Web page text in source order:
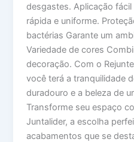
desgastes. Aplicação
rápida e uniforme.
bactérias Garante um
Variedade de cores
decoração. Com o
você terá a tranquilidade
duradouro e a beleza de
Transforme seu espaço
Juntalider, a escolha
acabamentos que se